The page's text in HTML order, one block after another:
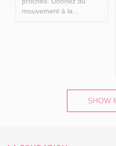
mouvement à la...
SHOW